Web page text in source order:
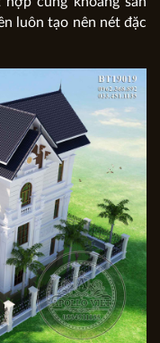
luôn tạo nên nét đặc